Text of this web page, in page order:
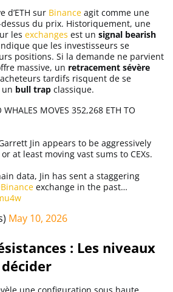
d’ETH sur Binance agit comme une
du prix. Historiquement, une
les exchanges est un signal bearish
que les investisseurs se
positions. Si la demande ne parvient
massive, un retracement sévère
tardifs risquent de se
bull trap classique.
WHALES MOVES 352,268 ETH TO
Jin appears to be aggressively
or at least moving vast sums to CEXs.
data, Jin has sent a staggering
exchange in the past…
May 10, 2026
: Les niveaux